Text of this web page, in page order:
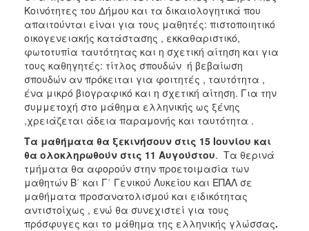
2010
2006
ΤΟΠΟΣ
ΠΟΛΙΤΙΣΜΟΣ
ΑΝΘΕΚΤΙΚΗ
ΠΟΛΗ
Κοινότητες του Δήμου και τα δικαιολογητικά που
απαιτούνται είναι για τους μαθητές: πιστοποιητικό
οικογενειακής κατάστασης , εκκαθαριστικό,
φωτοτυπία ταυτότητας και η σχετική αίτηση και για
τους καθηγητές: τίτλος σπουδών ή βεβαίωση
σπουδών αν πρόκειται για φοιτητές , ταυτότητα ,
ένα μικρό βιογραφικό και η σχετική αίτηση. Για την
συμμετοχή στο μάθημα ελληνικής ως ξένης
,χρειάζεται άδεια παραμονής και ταυτότητα .
Τα μαθήματα θα ξεκινήσουν στις 15 Ιουνίου και
θα ολοκληρωθούν στις 11 Αυγούστου. Τα θερινά
τμήματα θα αφορούν στην προετοιμασία των
μαθητών Β΄ και Γ΄ Γενικού Λυκείου και ΕΠΑΛ σε
μαθήματα προσανατολισμού και ειδικότητας
αντιστοίχως , ενώ θα συνεχιστεί για τους
πρόσφυγες και το μάθημα της ελληνικής γλώσσας.